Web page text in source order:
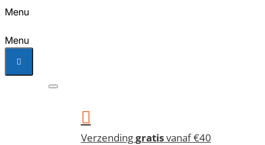
Menu
Menu
Verzendinggratisvanaf €40